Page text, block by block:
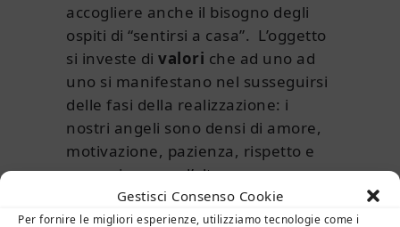
Gestisci Consenso Cookie
Per fornire le migliori esperienze, utilizziamo tecnologie come i
accogliere anche il bisogno degli
ospiti di “sentirsi a casa”. L’oggetto
si investe di valori che ad uno ad
uno si manifestano nel susseguirsi
delle fasi della realizzazione: i
nostri angeli sono densi di amore,
motivazione, pazienza, rispetto e
comunione con l’altro.
Ed è proprio quello che ogni anno,